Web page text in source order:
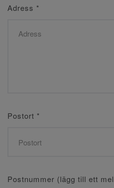
Adress *
Postort *
Postnummer (lägg till ett